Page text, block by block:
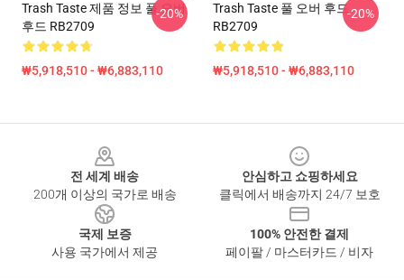
Trash Taste 제품 정보 풀 오버
후드 RB2709
₩5,918,510 - ₩6,883,110
-20%
Trash Taste 풀 오버 후드
RB2709
₩5,918,510 - ₩6,883,110
-20%
전 세계 배송
200개 이상의 국가로 배송
안심하고 쇼핑하세요
클릭에서 배송까지 24/7 보호
국제 보증
사용 국가에서 제공
100% 안전한 결제
페이팔 / 마스터카드 / 비자